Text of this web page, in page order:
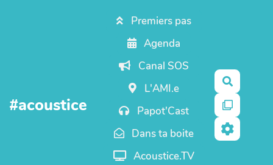
Aller au contenu principal
#acoustice
Premiers pas
Agenda
Canal SOS
L'AMI.e
Papot'Cast
Dans ta boite
Acoustice.TV